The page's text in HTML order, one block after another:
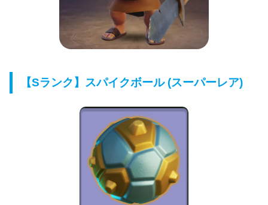
【Sランク】スパイクボール (スーパーレア)